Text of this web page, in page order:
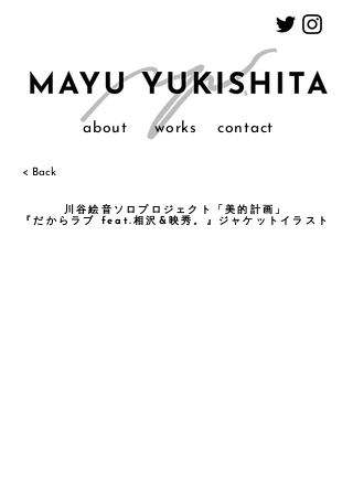
about works contact
< Back
川谷絵音ソロプロジェクト「美的計画」
『だからラブ feat.相沢&映秀。』ジャケットイラスト